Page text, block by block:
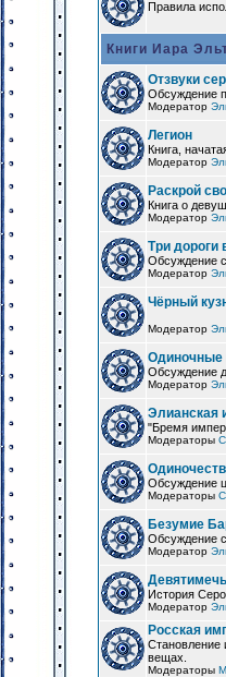
Правила
Книги Иара
Отзвуки
Обсуждение
Модератор
Легион
Книга,
Модератор
Раскрой
Книга о
Модератор
Три дороги
Обсуждение
Модератор
Чёрный
Модератор
Одиночные
Обсуждение
Модератор
Элианская
"Бремя
Модераторы
Обсуждение
Модераторы
Безумие
Обсуждение
Модератор
История
Модератор
Росская
Становление
вещах.
Модераторы